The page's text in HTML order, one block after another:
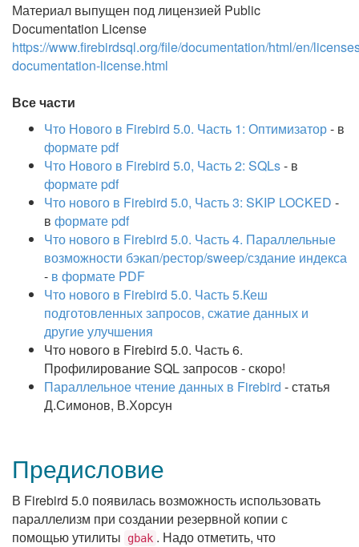
Материал выпущен под лицензией Public
Documentation License
https://www.firebirdsql.org/file/documentation/html/en/
documentation-license.html
Все части
Что Нового в Firebird 5.0. Часть 1: Оптимизатор- в
формате pdf
Что Нового в Firebird 5.0, Часть 2: SQLs- в
формате pdf
Что нового в Firebird 5.0, Часть 3: SKIP LOCKED -
в формате pdf
Что нового в Firebird 5.0. Часть 4. Параллельные
возможности бэкап/рестор/sweep/сздание индекса
- в формате PDF
Что нового в Firebird 5.0. Часть 5.Кеш
подготовленных запросов, сжатие данных и
другие улучшения
Что нового в Firebird 5.0. Часть 6.
Профилирование SQL запросов - скоро!
Параллельное чтение данных в Firebird - статья
Д.Симонов, В.Хорсун
Предисловие
В Firebird 5.0 появилась возможность использовать
параллелизм при создании резервной копии с
помощью утилиты
gbak . Надо отметить, что